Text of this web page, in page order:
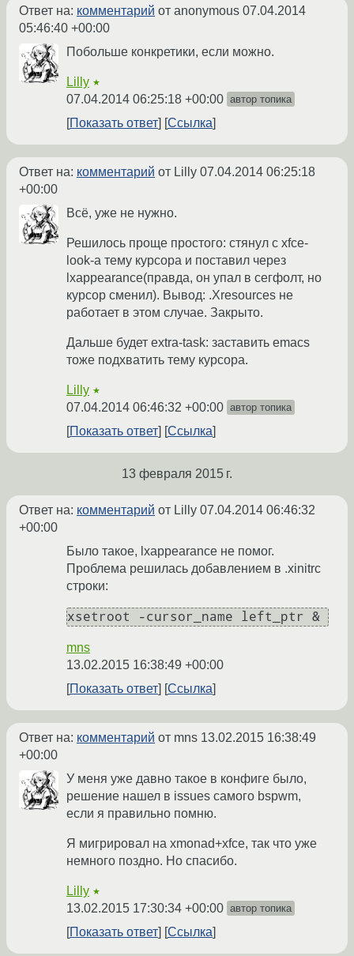
Ответ на: комментарий от anonymous 07.04.2014
05:46:40 +00:00
Побольше конкретики, если можно.
Lilly ★
07.04.2014 06:25:18 +00:00 автор топика
Показать ответ Ссылка
Ответ на: комментарий от Lilly 07.04.2014 06:25:18
+00:00
Всё, уже не нужно.
Решилось проще простого: стянул с xfce-
look-а тему курсора и поставил через
lxappearance(правда, он упал в сегфолт, но
курсор сменил). Вывод: .Xresources не
работает в этом случае. Закрыто.
Дальше будет extra-task: заставить emacs
тоже подхватить тему курсора.
Lilly ★
07.04.2014 06:46:32 +00:00 автор топика
Показать ответ Ссылка
13 февраля 2015 г.
Ответ на: комментарий от Lilly 07.04.2014 06:46:32
+00:00
Было такое, lxappearance не помог.
Проблема решилась добавлением в .xinitrc
строки:
xsetroot -cursor_name left_ptr &
mns
13.02.2015 16:38:49 +00:00
Показать ответ
Ссылка
Ответ на: комментарий от mns 13.02.2015 16:38:49
+00:00
У меня уже давно такое в конфиге было,
решение нашел в issues самого bspwm,
если я правильно помню.
Я мигрировал на xmonad+xfce, так что уже
немного поздно. Но спасибо.
Lilly ★
13.02.2015 17:30:34 +00:00 автор топика
Показать ответ Ссылка